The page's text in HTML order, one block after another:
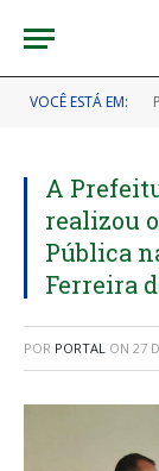
VOCÊ ESTÁ EM:
A
realizou
Pública
Ferreira
POR PORTAL ON 27